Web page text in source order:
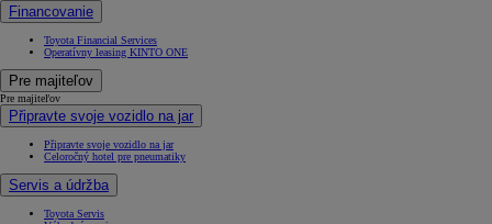
Financovanie
Toyota Financial Services
Operatívny leasing KINTO ONE
Pre majiteľov
Pre majiteľov
Připravte svoje vozidlo na jar
Připravte svoje vozidlo na jar
Celoročný hotel pre pneumatiky
Servis a údržba
Toyota Servis